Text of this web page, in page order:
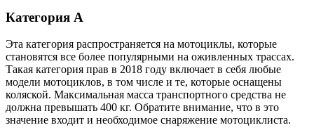
Категория A
Эта категория распространяется на мотоциклы, которые
становятся все более популярными на оживленных трассах.
Такая категория прав в 2018 году включает в себя любые
модели мотоциклов, в том числе и те, которые оснащены
коляской. Максимальная масса транспортного средства не
должна превышать 400 кг. Обратите внимание, что в это
значение входит и необходимое снаряжение мотоциклиста.